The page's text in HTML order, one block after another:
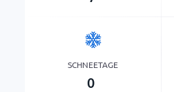
SCHNEETAGE
0